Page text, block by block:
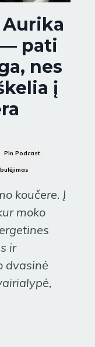
— pati
nes
į
Pin Podcast
koučere. Į
moko
ir
dvasinė